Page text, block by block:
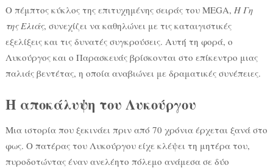
Ο πέμπτος κύκλος της επιτυχημένης σειράς του MEGA, Η Γη
της Ελιάς, συνεχίζει να καθηλώνει με τις καταιγιστικές
εξελίξεις και τις δυνατές συγκρούσεις. Αυτή τη φορά, ο
Λυκούργος και ο Παρασκευάς βρίσκονται στο επίκεντρο μιας
παλιάς βεντέτας, η οποία αναβιώνει με δραματικές συνέπειες.
Η αποκάλυψη του Λυκούργου
Μια ιστορία που ξεκινάει πριν από 70 χρόνια έρχεται ξανά στο
φως. Ο πατέρας του Λυκούργου είχε κλέψει τη μητέρα του,
πυροδοτώντας έναν ανελέητο πόλεμο ανάμεσα σε δύο